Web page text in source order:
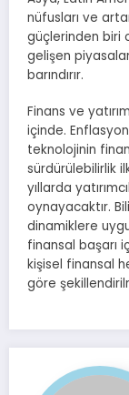
nüfusları ve
güçlerinden biri
gelişen
barındırır.
Finans ve
içinde.
teknolojinin
sürdürülebilirlik
yıllarda
oynayacaktır.
dinamiklere
finansal başarı
kişisel finansal
göre